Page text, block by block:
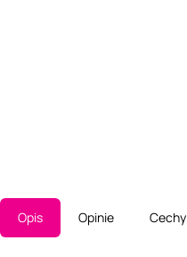
Opis Opinie Cechy